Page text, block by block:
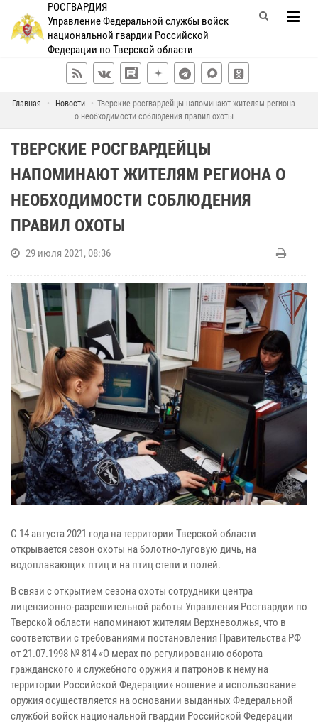
РОСГВАРДИЯ
Управление Федеральной службы войск
национальной гвардии Российской
Федерации по Тверской области
Главная Новости
Тверские росгвардейцы напоминают жителям региона
о необходимости соблюдения правил охоты
ТВЕРСКИЕ РОСГВАРДЕЙЦЫ
НАПОМИНАЮТ ЖИТЕЛЯМ РЕГИОНА О
НЕОБХОДИМОСТИ СОБЛЮДЕНИЯ
ПРАВИЛ ОХОТЫ
29 июля 2021, 08:36
С 14 августа 2021 года на территории Тверской области
открывается сезон охоты на болотно-луговую дичь, на
водоплавающих птиц и на птиц степи и полей.
В связи с открытием сезона охоты сотрудники центра
лицензионно-разрешительной работы Управления Росгвардии по
Тверской области напоминают жителям Верхневолжья, что в
соответствии с требованиями постановления Правительства РФ
от 21.07.1998 № 814 «О мерах по регулированию оборота
гражданского и служебного оружия и патронов к нему на
территории Российской Федерации» ношение и использование
оружия осуществляется на основании выданных Федеральной
службой войск национальной гвардии Российской Федерации